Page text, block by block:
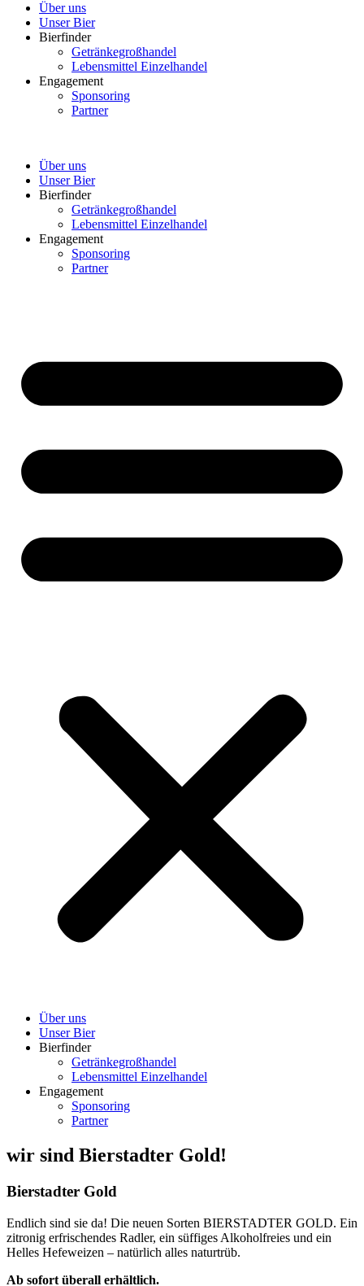
Über uns
Unser Bier
Bierfinder
Getränkegroßhandel
Lebensmittel Einzelhandel
Engagement
Sponsoring
Partner
Über uns
Unser Bier
Bierfinder
Getränkegroßhandel
Lebensmittel Einzelhandel
Engagement
Sponsoring
Partner
Über uns
Unser Bier
Bierfinder
Getränkegroßhandel
Lebensmittel Einzelhandel
Engagement
Sponsoring
Partner
wir sind Bierstadter Gold!
Bierstadter Gold
Endlich sind sie da! Die neuen Sorten BIERSTADTER GOLD. Ein
zitronig erfrischendes Radler, ein süffiges Alkoholfreies und ein
Helles Hefeweizen – natürlich alles naturtrüb.
Ab sofort überall erhältlich.